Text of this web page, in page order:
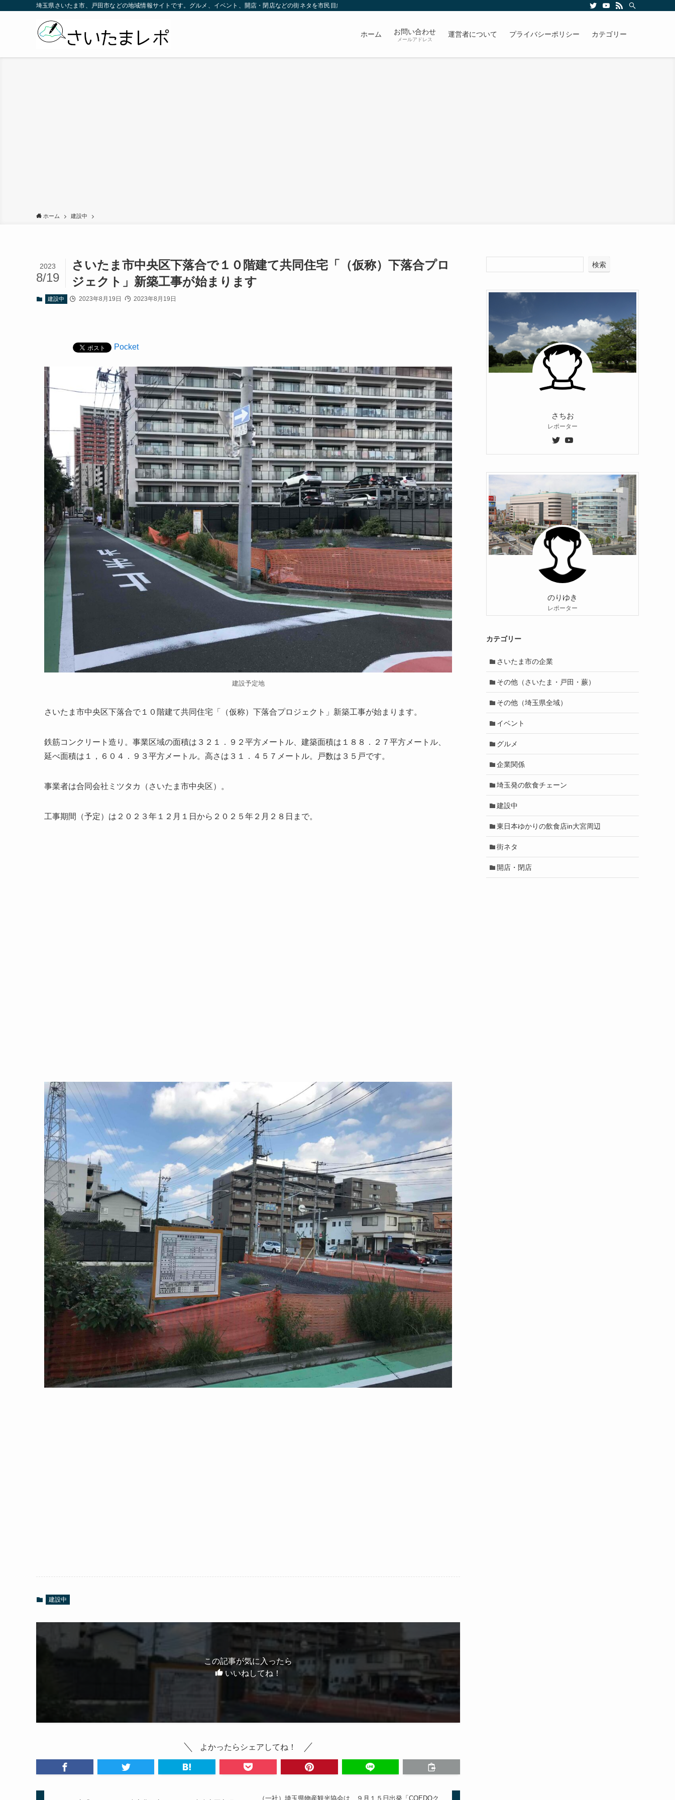
埼玉県さいたま市、戸田市などの地域情報サイトです。グルメ、イベント、開店・閉店などの街ネタを市民目線で発信していきます。
ホーム お問い合わせ
メールアドレス
運営者について プライバシーポリシー カテゴリー
ホーム 建設中
さいたま市中央区下落合で１０階建て共同住宅「（仮称）下落合プロ
ジェクト」新築工事が始まります
2023
8/19
建設中 2023年8月19日 2023年8月19日
Pocket
建設予定地
さいたま市中央区下落合で１０階建て共同住宅「（仮称）下落合プロジェクト」新築工事が始まります。
鉄筋コンクリート造り。事業区域の面積は３２１．９２平方メートル、建築面積は１８８．２７平方メートル、
延べ面積は１，６０４．９３平方メートル。高さは３１．４５７メートル。戸数は３５戸です。
事業者は合同会社ミツタカ（さいたま市中央区）。
工事期間（予定）は２０２３年１２月１日から２０２５年２月２８日まで。
建設中
この記事が気に入ったら
いいねしてね！
よかったらシェアしてね！
（一社）埼玉県物産観光協会は、９月１５日出発「COEDOク
検索
さちお
レポーター
のりゆき
レポーター
カテゴリー
さいたま市の企業
その他（さいたま・戸田・蕨）
その他（埼玉県全域）
イベント
グルメ
企業関係
埼玉発の飲食チェーン
建設中
東日本ゆかりの飲食店in大宮周辺
街ネタ
開店・閉店